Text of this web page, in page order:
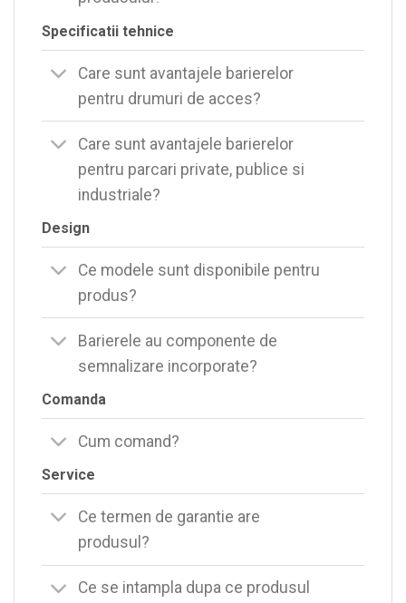
Specificatii tehnice
Care sunt avantajele barierelor
pentru drumuri de acces?
Care sunt avantajele barierelor
pentru parcari private, publice si
industriale?
Design
Ce modele sunt disponibile pentru
produs?
Barierele au componente de
semnalizare incorporate?
Comanda
Cum comand?
Service
Ce termen de garantie are
produsul?
Ce se intampla dupa ce produsul